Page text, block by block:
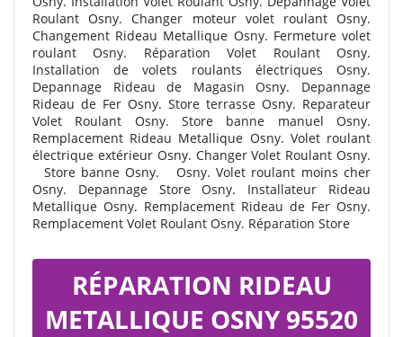
Roulant Osny. Changer moteur volet roulant Osny.
Changement Rideau Metallique Osny. Fermeture volet
roulant Osny. Réparation Volet Roulant Osny.
Installation de volets roulants électriques Osny.
Depannage Rideau de Magasin Osny. Depannage
Rideau de Fer Osny. Store terrasse Osny. Reparateur
Volet Roulant Osny. Store banne manuel Osny.
Remplacement Rideau Metallique Osny. Volet roulant
électrique extérieur Osny. Changer Volet Roulant Osny.
Store banne Osny.
Osny. Volet roulant moins cher
Osny. Depannage Store Osny. Installateur Rideau
Metallique Osny. Remplacement Rideau de Fer Osny.
Remplacement Volet Roulant Osny. Réparation Store
RÉPARATION RIDEAU
METALLIQUE OSNY 95520